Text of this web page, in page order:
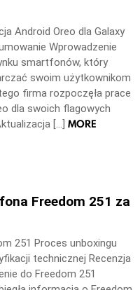
Android Oreo dla Galaxy
Wprowadzenie
smartfonów, który
swoim użytkownikom
firma rozpoczęła prace
dla swoich flagowych
[…] MORE
Freedom 251 za
251 Proces unboxingu
technicznej Recenzja
do Freedom 251